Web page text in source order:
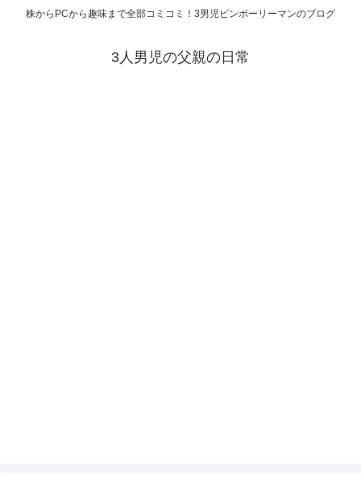
株からPCから趣味まで全部コミコミ！3男児ビンボーリーマンのブログ
3人男児の父親の日常